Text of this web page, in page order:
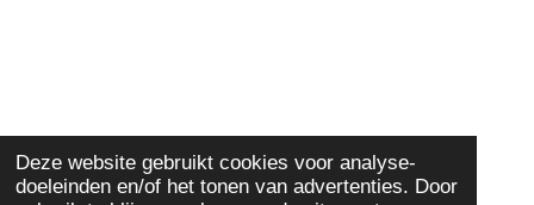
Deze website gebruikt cookies voor analyse-
doeleinden en/of het tonen van advertenties. Door